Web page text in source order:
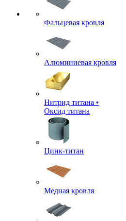
Фальцевая кровля
Алюминиевая кровля
Нитрид титана •
Оксид титана
Цинк-титан
Медная кровля